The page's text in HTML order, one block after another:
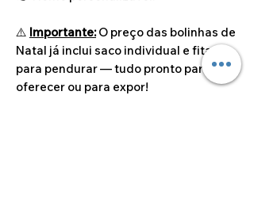
⚠️ Importante:O preço das bolinhas de
Natal já inclui saco individual e fita
para pendurar — tudo pronto para
oferecer ou para expor!